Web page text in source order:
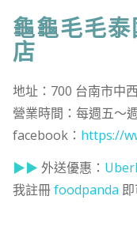
龜龜毛毛
店
地址：700 台南市中
營業時間：每週五～
facebook： https://
▶▶ 外送優惠：
我註冊foodpanda